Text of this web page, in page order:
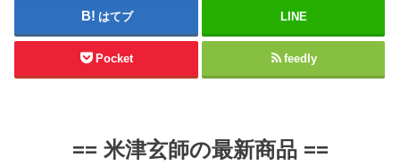
はてブ LINE
Pocket feedly
== 米津玄師の最新商品==